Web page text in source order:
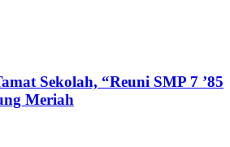
Sekolah, “Reuni SMP 7 ’85
Meriah